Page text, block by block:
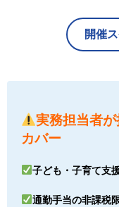
開催
実務担当者
カバー
子ども・子育て支
通勤手当の非課税